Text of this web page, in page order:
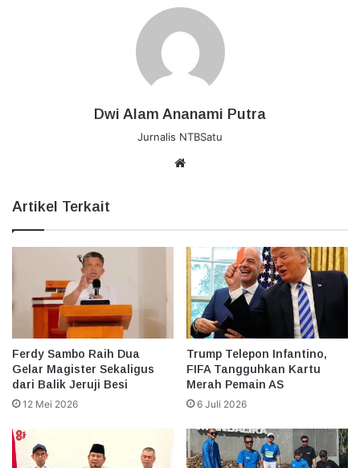
Dwi Alam Ananami Putra
Jurnalis NTBSatu
Artikel Terkait
Ferdy Sambo Raih Dua
Gelar Magister Sekaligus
dari Balik Jeruji Besi
12 Mei 2026
Trump Telepon Infantino,
FIFA Tangguhkan Kartu
Merah Pemain AS
6 Juli 2026